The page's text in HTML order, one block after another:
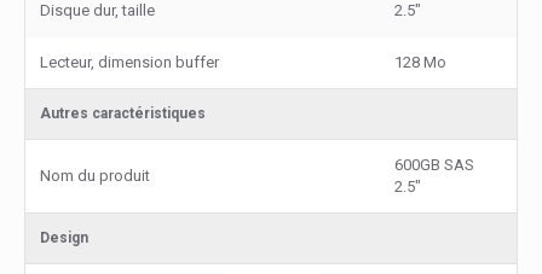
Disque dur, taille 2.5"
Lecteur, dimension buffer 128 Mo
Autres caractéristiques
Nom du produit
600GB SAS
2.5"
Design